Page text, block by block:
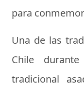
para
Una de las
Chile
tradicional